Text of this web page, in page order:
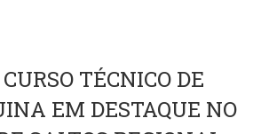
TÉCNICO DE
EM DESTAQUE NO